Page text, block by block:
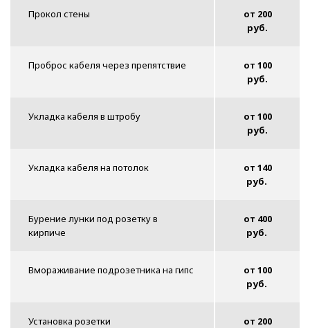
Прокол стены
от 200
руб.
Проброс кабеля через препятствие
от 100
руб.
Укладка кабеля в штробу
от 100
руб.
Укладка кабеля на потолок
от 140
руб.
Бурение лунки под розетку в
кирпиче
от 400
руб.
Вмораживание подрозетника на гипс
от 100
руб.
Установка розетки
от 200